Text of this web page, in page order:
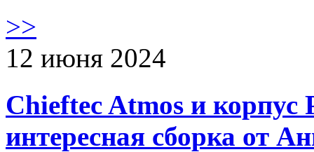
>>
12 июня 2024
Chieftec Atmos и корпус
интересная сборка от